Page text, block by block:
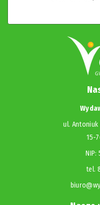
ul. Antoniuk
15-
NIP:
tel.